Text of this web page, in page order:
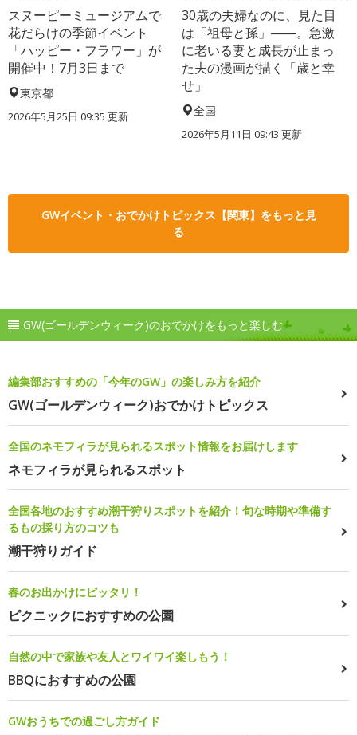
スヌーピーミュージアムで
花だらけの季節イベント
「ハッピー・フラワー」が
開催中！7月3日まで
東京都
2026年5月25日 09:35 更新
30歳の夫婦なのに、見た目
は「祖母と孫」――。急激
に老いる妻と成長が止まっ
た夫の漫画が描く「歳と幸
せ」
全国
2026年5月11日 09:43 更新
GWイベント・おでかけトピックス【関東】をもっと見
る
GW(ゴールデンウィーク)のおでかけをもっと楽しむ
編集部おすすめの「今年のGW」の楽しみ方を紹介
GW(ゴールデンウィーク)おでかけトピックス
全国のネモフィラが見られるスポット情報をお届けします
ネモフィラが見られるスポット
全国各地のおすすめ潮干狩りスポットを紹介！旬な時期や準備す
るもの採り方のコツも
潮干狩りガイド
春のお出かけにピッタリ！
ピクニックにおすすめの公園
自然の中で家族や友人とワイワイ楽しもう！
BBQにおすすめの公園
GWおうちでの過ごし方ガイド